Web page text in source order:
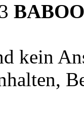
kein